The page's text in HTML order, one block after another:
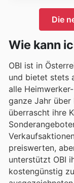
Die
Wie kann
OBI ist in
und bietet stets
alle
ganze Jahr über
überrascht ihre
preiswerten,
unterstützt OBI
kostengünstig